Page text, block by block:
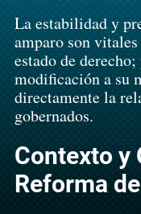
La estabilidad y
amparo son
estado de
modificación a su
directamente la
gobernados.
Contexto y
Reforma